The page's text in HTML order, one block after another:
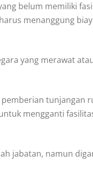
belum memiliki
menanggung
yang merawat
pemberian tunjangan
mengganti
jabatan, namun